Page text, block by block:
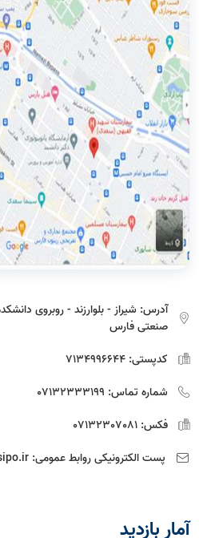
آدرس: شیراز - بلوارزند - روبروی
صنعتی فارس
کدپستی: 7134996644
شماره تماس: 07132333199
فکس: 07132307081
پست الکترونیکی روابط عمومی:
آمار بازديد